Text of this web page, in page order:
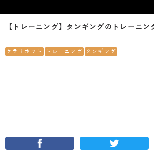
【トレーニング】タンギングのトレーニン
クラリネット トレーニング タンギング